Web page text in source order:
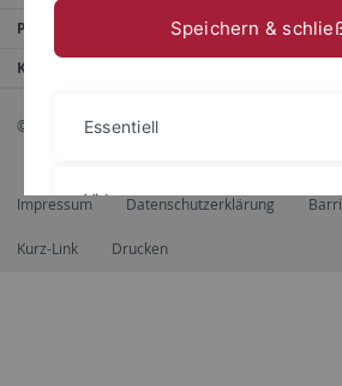
Portale
Kontaktinfo
© 2026 Eberhard Karls Universität Tübingen,
Impressum Datenschutzerklärung
Kurz-Link Drucken
Speichern &
Essentiell
Videos